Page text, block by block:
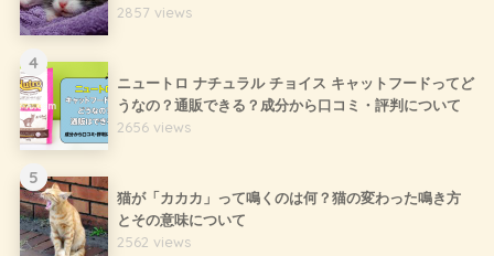
2857 views
4
ニュートロ ナチュラル チョイス キャットフードってど
うなの？通販できる？成分から口コミ・評判について
2656 views
5
猫が「カカカ」って鳴くのは何？猫の変わった鳴き方
とその意味について
2562 views